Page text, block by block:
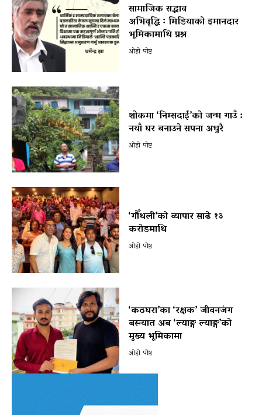
सामाजिक सद्भाव
अभिवृद्धि ः मिडियाको इमानदार
भूमिकामाथि प्रश्न
ओहो पोष्ट
शोकमा ‘निम्सदाई’को जन्म गाउँ :
नयाँ घर बनाउने सपना अधुरै
ओहो पोष्ट
‘गौँथली’को व्यापार साढे १३
करोडमाथि
ओहो पोष्ट
‘कठघरा’का ‘रक्षक’ जीवनजंग
बस्न्यात अब ‘ल्याङ्ग ल्याङ्ग’को
मुख्य भूमिकामा
ओहो पोष्ट